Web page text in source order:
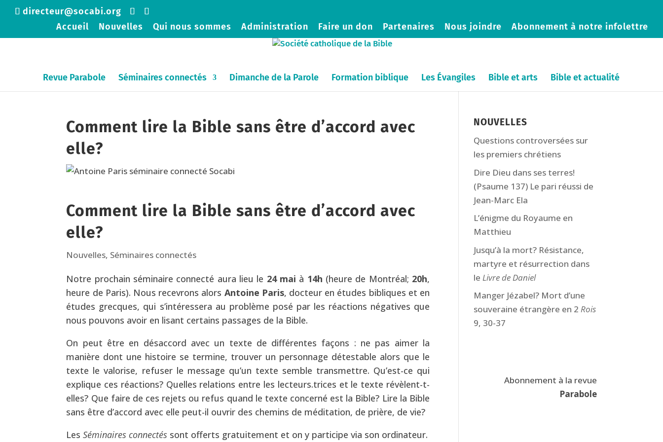
directeur@socabi.org
Accueil
Nouvelles Qui nous sommes Administration Faire un don Partenaires Nous joindre Abonnement à notre infolettre
Revue Parabole Séminaires connectés Dimanche de la Parole Formation biblique Les Évangiles Bible et arts Bible et actualité
Comment lire la Bible sans être d’accord avec
elle?
Comment lire la Bible sans être d’accord avec
elle?
Nouvelles, Séminaires connectés
Notre prochain séminaire connecté aura lieu le 24 mai à 14h (heure de Montréal; 20h,
heure de Paris). Nous recevrons alors Antoine Paris, docteur en études bibliques et en
études grecques, qui s’intéressera au problème posé par les réactions négatives que
nous pouvons avoir en lisant certains passages de la Bible.
On peut être en désaccord avec un texte de différentes façons : ne pas aimer la
manière dont une histoire se termine, trouver un personnage détestable alors que le
texte le valorise, refuser le message qu’un texte semble transmettre. Qu’est-ce qui
explique ces réactions? Quelles relations entre les lecteurs.trices et le texte révèlent-t-
elles? Que faire de ces rejets ou refus quand le texte concerné est la Bible? Lire la Bible
sans être d’accord avec elle peut-il ouvrir des chemins de méditation, de prière, de vie?
LesSéminaires connectés sont offerts gratuitement et on y participe via son ordinateur.
NOUVELLES
Questions controversées sur
les premiers chrétiens
Dire Dieu dans ses terres!
(Psaume 137) Le pari réussi de
Jean-Marc Ela
L’énigme du Royaume en
Matthieu
Jusqu’à la mort? Résistance,
martyre et résurrection dans
le Livre de Daniel
Manger Jézabel? Mort d’une
souveraine étrangère en 2Rois
9, 30-37
Abonnement à la revue
Parabole